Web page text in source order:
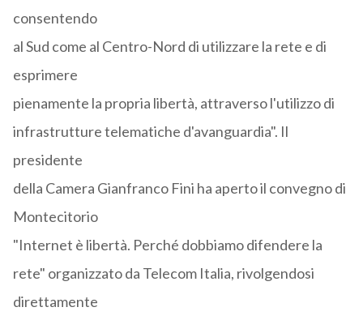
consentendo
al Sud come al Centro-Nord di utilizzare la rete e di
esprimere
pienamente la propria libertà, attraverso l'utilizzo di
infrastrutture telematiche d'avanguardia". Il
presidente
della Camera Gianfranco Fini ha aperto il convegno di
Montecitorio
"Internet è libertà. Perché dobbiamo difendere la
rete" organizzato da Telecom Italia, rivolgendosi
direttamente